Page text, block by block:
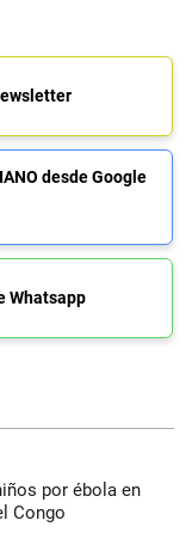
desde Google
Whatsapp
por ébola en
Congo